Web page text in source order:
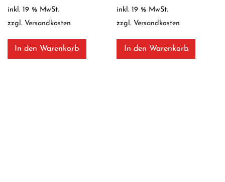
inkl. 19 % MwSt.
zzgl. Versandkosten
In den Warenkorb
inkl. 19 % MwSt.
zzgl. Versandkosten
In den Warenkorb